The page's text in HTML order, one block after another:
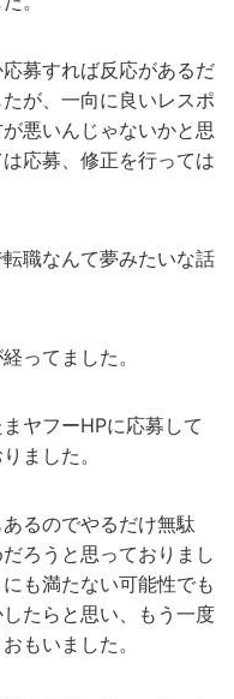
募すれば反応があるだ
が、一向に良いレスポ
悪いんじゃないかと思
応募、修正を行っては
職なんて夢みたいな話
ってました。
ヤフーHPに応募して
ました。
るのでやるだけ無駄
ろうと思っておりまし
も満たない可能性でも
たらと思い、もう一度
もいました。